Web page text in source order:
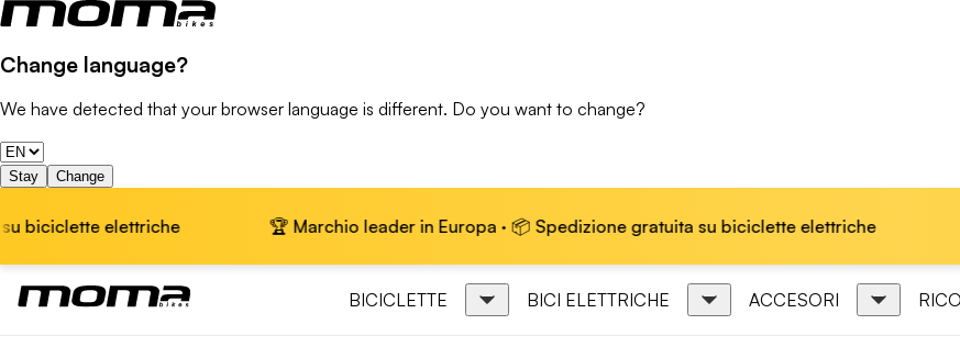
Change language?
We have detected that your browser language is different. Do you want to change?
Stay Change
🏆 Marchio leader in Europa · 📦 Spedizione gratuita su biciclette elettriche 🏆 Marchio
BICICLETTE BICI ELETTRICHE ACCESORI